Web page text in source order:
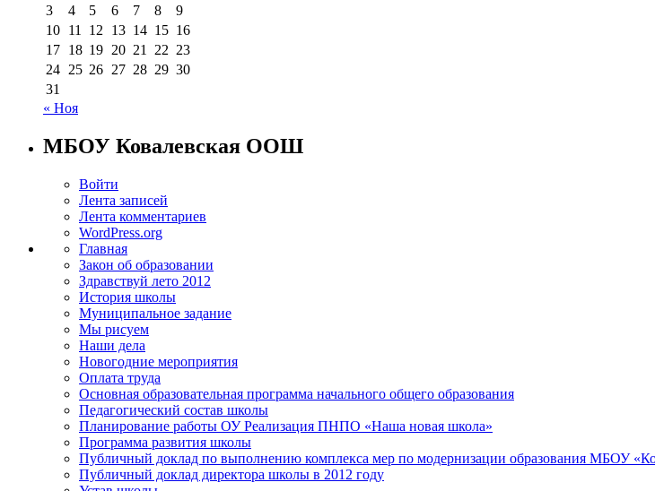
3
4 5 6 7 8
9
10 11 12 13 14 15 16
17 18 19 20 21 22 23
24 25 26 27 28 29 30
31
« Ноя
МБОУ Ковалевская ООШ
Войти
Лента записей
Лента комментариев
WordPress.org
Главная
Закон об образовании
Здравствуй лето 2012
История школы
Муниципальное задание
Мы рисуем
Наши дела
Новогодние мероприятия
Оплата труда
Основная образовательная программа начального общего образования
Педагогический состав школы
Планирование работы ОУ Реализация ПНПО «Наша новая школа»
Программа развития школы
Публичный доклад по выполнению комплекса мер по модернизации образования МБОУ
Публичный доклад директора школы в 2012 году